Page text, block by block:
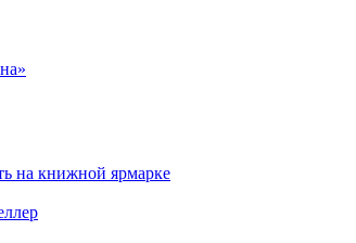
на книжной ярмарке